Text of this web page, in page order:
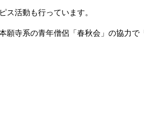
ス活動も行っています。
寺系の青年僧侶「春秋会」の協力で